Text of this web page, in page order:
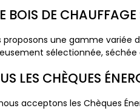
BOIS DE
proposons une gamme
sélectionnée,
LES CHÈQUES
nous acceptons les